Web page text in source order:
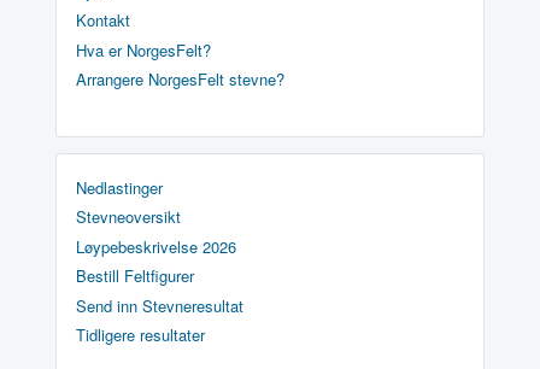
Kontakt
Hva er NorgesFelt?
Arrangere NorgesFelt stevne?
Nedlastinger
Stevneoversikt
Løypebeskrivelse 2026
Bestill Feltfigurer
Send inn Stevneresultat
Tidligere resultater